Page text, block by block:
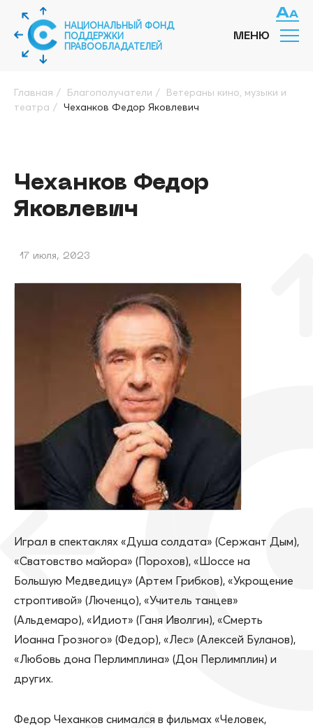
НАЦИОНАЛЬНЫЙ ФОНД
ПОДДЕРЖКИ
ПРАВООБЛАДАТЕЛЕЙ
МЕНЮ
Главная / Благополучатели / Ветераны кино, музыки и
театра / Чеханков Федор Яковлевич
Чеханков Федор
Яковлевич
17 июля, 2023
Играл в спектаклях «Душа солдата» (Сержант Дым),
«Сватовство майора» (Порохов), «Шоссе на
Большую Медведицу» (Артем Грибков), «Укрощение
строптивой» (Люченцо), «Учитель танцев»
(Альдемаро), «Идиот» (Ганя Иволгин), «Смерть
Иоанна Грозного» (Федор), «Лес» (Алексей Буланов),
«Любовь дона Перлимплина» (Дон Перлимплин) и
других.
Федор Чеханков снимался в фильмах «Человек,